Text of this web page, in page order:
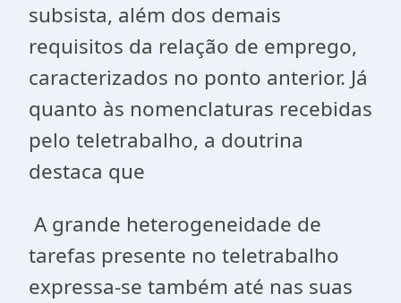
subsista, além dos demais
requisitos da relação de emprego,
caracterizados no ponto anterior. Já
quanto às nomenclaturas recebidas
pelo teletrabalho, a doutrina
destaca que
A grande heterogeneidade de
tarefas presente no teletrabalho
expressa-se também até nas suas